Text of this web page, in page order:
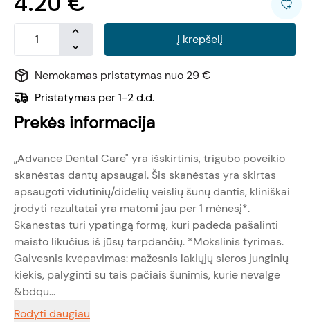
Į krepšelį
Nemokamas pristatymas nuo 29 €
Pristatymas per 1-2 d.d.
Prekės informacija
„Advance Dental Care" yra išskirtinis, trigubo poveikio
skanėstas dantų apsaugai. Šis skanėstas yra skirtas
apsaugoti vidutinių/didelių veislių šunų dantis, kliniškai
įrodyti rezultatai yra matomi jau per 1 mėnesį*.
Skanėstas turi ypatingą formą, kuri padeda pašalinti
maisto likučius iš jūsų tarpdančių. *Mokslinis tyrimas.
Gaivesnis kvėpavimas: mažesnis lakiųjų sieros junginių
kiekis, palyginti su tais pačiais šunimis, kurie nevalgė
&bdqu...
Rodyti daugiau